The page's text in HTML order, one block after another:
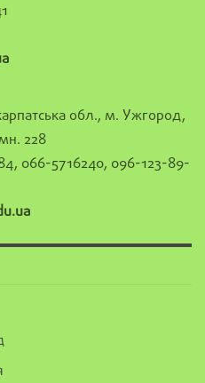
обл., м. Ужгород,
228
066-5716240, 096-123-89-